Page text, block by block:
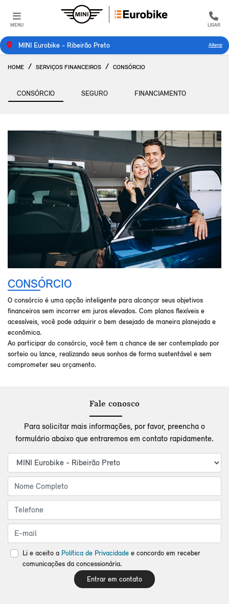
MENU LIGAR
MINI Eurobike - Ribeirão Preto Alterar
HOME SERVIÇOS FINANCEIROS CONSÓRCIO
SEGURO
CONSÓRCIO FINANCIAMENTO
CONSÓRCIO
O consórcio é uma opção inteligente para alcançar seus objetivos
financeiros sem incorrer em juros elevados. Com planos flexíveis e
acessíveis, você pode adquirir o bem desejado de maneira planejada e
econômica.
Ao participar do consórcio, você tem a chance de ser contemplado por
sorteio ou lance, realizando seus sonhos de forma sustentável e sem
comprometer seu orçamento.
Fale conosco
Para solicitar mais informações, por favor, preencha o
formulário abaixo que entraremos em contato rapidamente.
Li e aceito a Política de Privacidadee concordo em receber
comunicações da concessionária.
Entrar em contato